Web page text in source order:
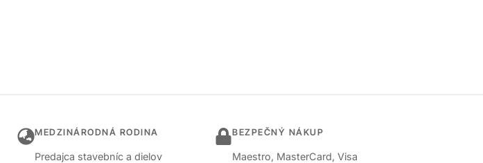
MEDZINÁRODNÁ RODINA
Predajca stavebníc a dielov
BEZPEČNÝ NÁKUP
Maestro, MasterCard, Visa